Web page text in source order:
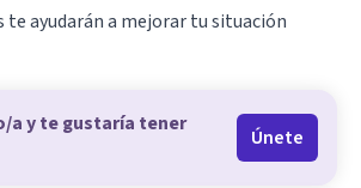
te ayudarán a mejorar tu situación
a y te gustaría tener
Únete